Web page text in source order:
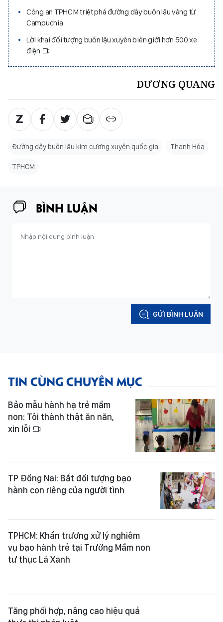
Công an TPHCM triệt phá đường dây buôn lậu vàng từ
Campuchia
Lời khai đối tượng buôn lậu xuyên biên giới hơn 500 xe
điện
DƯƠNG QUANG
Đường dây buôn lậu kim cương xuyên quốc gia Thanh Hóa
TPHCM
BÌNH LUẬN
GỬI BÌNH LUẬN
TIN CÙNG CHUYÊN MỤC
Bảo mẫu hành hạ trẻ mầm
non: Tôi thành thật ăn năn,
xin lỗi
TP Đồng Nai: Bắt đối tượng bạo
hành con riêng của người tình
TPHCM: Khẩn trương xử lý nghiêm
vụ bạo hành trẻ tại Trường Mầm non
tư thục Lá Xanh
Tăng phối hợp, nâng cao hiệu quả